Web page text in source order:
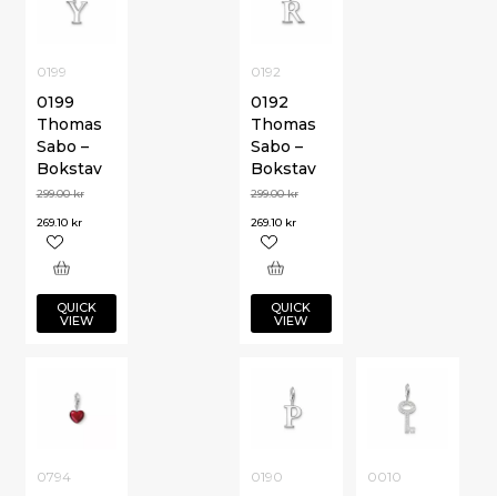
0192
0192
Thomas
Sabo –
Bokstav
299.00kr
269.10 kr
QUICK
VIEW
0199
0199
Thomas
Sabo –
Bokstav
299.00kr
269.10 kr
QUICK
VIEW
0010
0794 0190